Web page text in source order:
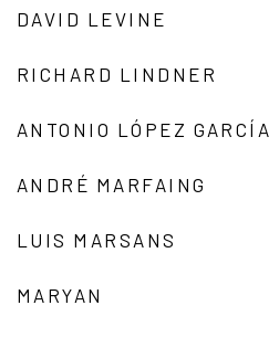
DAVID LEVINE
RICHARD LINDNER
ANTONIO LÓPEZ GARCÍA
ANDRÉ MARFAING
LUIS MARSANS
MARYAN